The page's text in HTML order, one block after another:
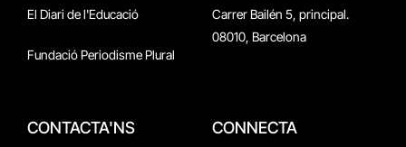
El Diari de l'Educació
Fundació Periodisme Plural
Carrer Bailén 5, principal.
08010, Barcelona
CONTACTA'NS CONNECTA